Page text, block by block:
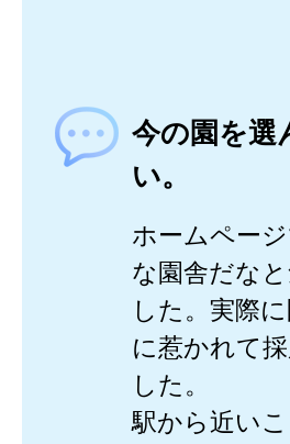
今の園を選
い。
ホームペー
な園舎だな
した。実際
に惹かれて
した。
駅から近い